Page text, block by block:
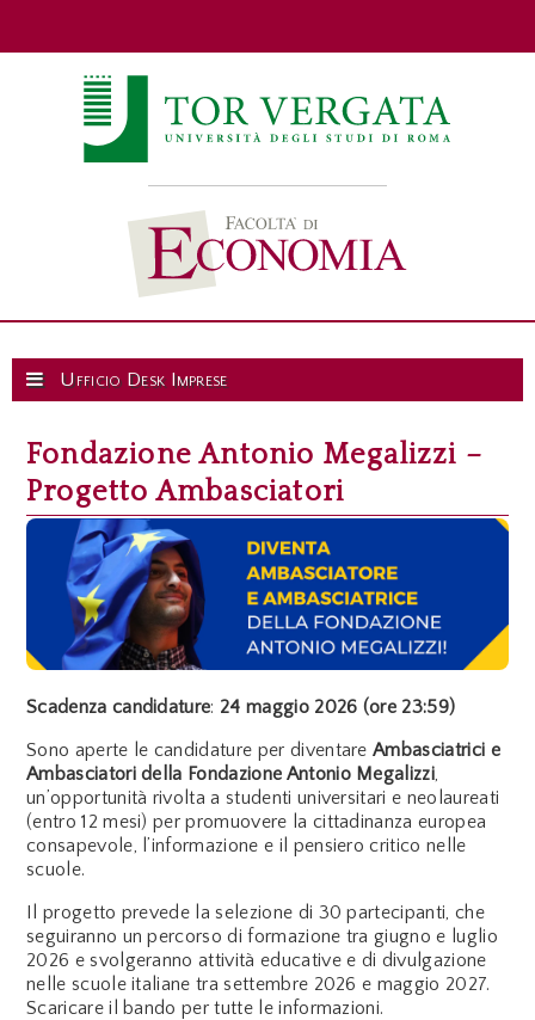
Fondazione Antonio Megalizzi –
Progetto Ambasciatori
Scadenza candidature: 24 maggio 2026 (ore 23:59)
Sono aperte le candidature per diventareAmbasciatrici e
Ambasciatori della Fondazione Antonio Megalizzi,
un’opportunità rivolta a studenti universitari e neolaureati
(entro 12 mesi) per promuovere la cittadinanza europea
consapevole, l’informazione e il pensiero critico nelle
scuole.
Il progetto prevede la selezione di 30 partecipanti, che
seguiranno un percorso di formazione tra giugno e luglio
2026 e svolgeranno attività educative e di divulgazione
nelle scuole italiane tra settembre 2026 e maggio 2027.
Scaricare il bando per tutte le informazioni.
Ufficio Desk Imprese